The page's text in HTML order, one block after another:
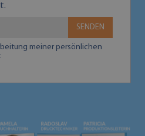
SENDEN
meiner persönlichen